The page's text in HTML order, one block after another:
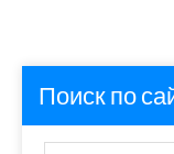
Поиск по